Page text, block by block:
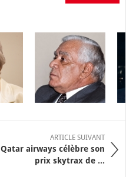
ARTICLE SUIVANT
Qatar airways célèbre son
prix skytrax de ...